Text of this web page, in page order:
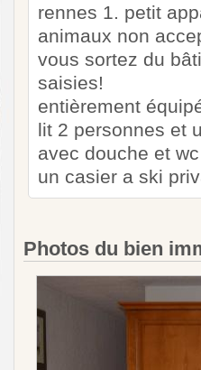
rennes 1. petit
animaux non
vous sortez du
saisies!
entièrement
lit 2 personnes et
avec douche et
un casier a ski
Photos du bien